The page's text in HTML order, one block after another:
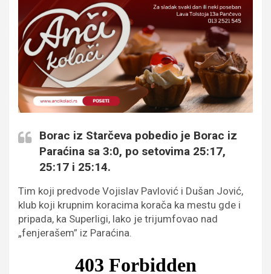
Borac iz Starčeva pobedio je Borac iz
Paraćina sa 3:0, po setovima 25:17,
25:17 i 25:14.
Tim koji predvode Vojislav Pavlović i Dušan Jović,
klub koji krupnim koracima korača ka mestu gde i
pripada, ka Superligi, lako je trijumfovao nad
„fenjerašem” iz Paraćina.